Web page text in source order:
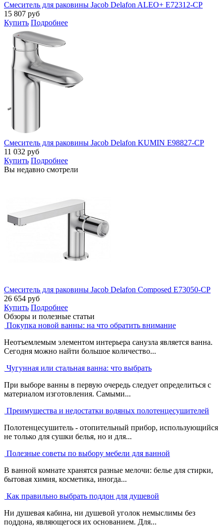
Смеситель для раковины Jacob Delafon ALEO+ E72312-CP
15 807 руб
Купить Подробнее
Смеситель для раковины Jacob Delafon KUMIN E98827-CP
11 032 руб
Купить Подробнее
Вы недавно смотрели
Смеситель для раковины Jacob Delafon Composed E73050-CP
26 654 руб
Купить Подробнее
Обзоры и полезные статьи
Покупка новой ванны: на что обратить внимание
Неотъемлемым элементом интерьера санузла является ванна.
Сегодня можно найти большое количество...
Чугунная или стальная ванна: что выбрать
При выборе ванны в первую очередь следует определиться с
материалом изготовления. Самыми...
Преимущества и недостатки водяных полотенцесушителей
Полотенцесушитель - отопительный прибор, использующийся
не только для сушки белья, но и для...
Полезные советы по выбору мебели для ванной
В ванной комнате хранятся разные мелочи: белье для стирки,
бытовая химия, косметика, иногда...
Как правильно выбрать поддон для душевой
Ни душевая кабина, ни душевой уголок немыслимы без
поддона, являющегося их основанием. Для...